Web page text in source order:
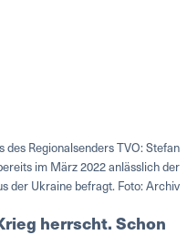
Regionalsenders TVO: Stefan
im März 2022 anlässlich der
der Ukraine befragt. Foto: Archiv
herrscht. Schon